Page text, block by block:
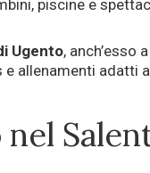
piscine e
Ugento, anch’esso
allenamenti adatti
nel